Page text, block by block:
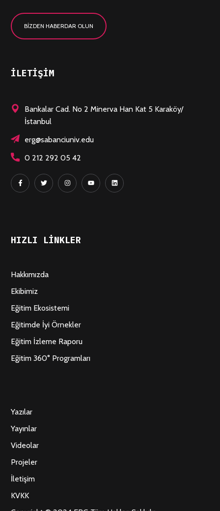
BİZDEN HABERDAR OLUN
ILETIŞIM
Bankalar Cad. No 2 Minerva Han Kat 5 Karaköy/
İstanbul
erg@sabanciuniv.edu
0 212 292 05 42
HIZLI LINKLER
Hakkımızda
Ekibimiz
Eğitim Ekosistemi
Eğitimde İyi Örnekler
Eğitim İzleme Raporu
Eğitim 360° Programları
Yazılar
Yayınlar
Videolar
Projeler
İletişim
KVKK